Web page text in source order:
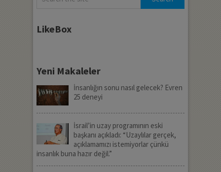
LikeBox
Yeni Makaleler
İnsanlığın sonu nasıl gelecek? Evren
25 deneyi
İsrail’in uzay programının eski
başkanı açıkladı: “Uzaylılar gerçek,
açıklamamızı istemiyorlar çünkü
insanlık buna hazır değil.”